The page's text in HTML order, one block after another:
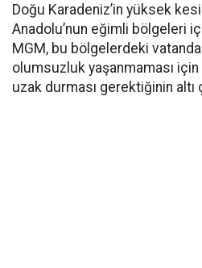
Doğu Karadeniz’in yüksek
Anadolu’nun eğimli bölgeleri
MGM, bu bölgelerdeki
olumsuzluk yaşanmaması
uzak durması gerektiğinin altı